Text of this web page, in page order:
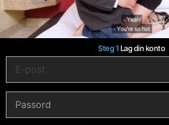
Steg 1 Lag din konto